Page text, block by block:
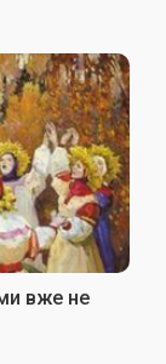
ми вже не